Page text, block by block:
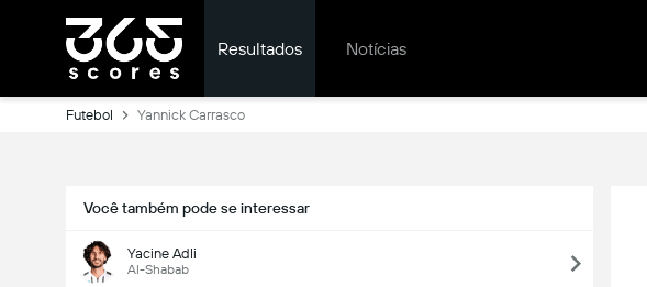
Resultados Notícias
Futebol Yannick Carrasco
Você também pode se interessar
Yacine Adli
Al-Shabab